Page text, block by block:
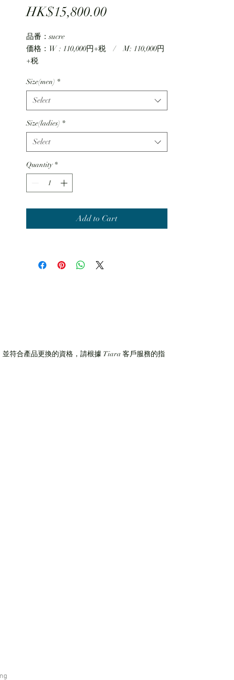
HK$15,800.00Price
品番：sucre
価格：W : 110,000円+税 / M: 110,000円
+税
Size(men) *
Select
Size(ladies) *
Select
Quantity *
Add to Cart
符合產品更換的資格，請根據 Tiara 客戶服務的指